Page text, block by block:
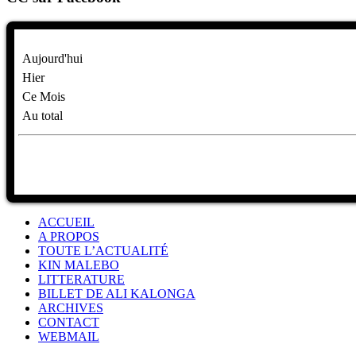
Aujourd'hui
Hier
Ce Mois
Au total
ACCUEIL
A PROPOS
TOUTE L’ACTUALITÉ
KIN MALEBO
LITTERATURE
BILLET DE ALI KALONGA
ARCHIVES
CONTACT
WEBMAIL